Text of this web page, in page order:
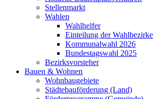
Stellenmarkt
Wahlen
Wahlhelfer
Einteilung der Wahlbezirke
Kommunalwahl 2026
Bundestagswahl 2025
Bezirksvorsteher
Bauen & Wohnen
Wohnbaugebiete
Städtebauförderung (Land)